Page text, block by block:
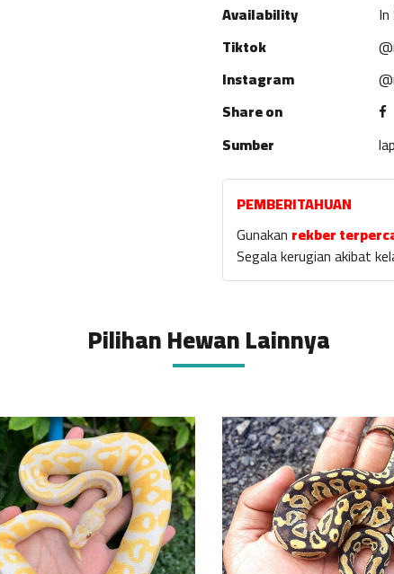
Availability
Tiktok
Instagram
Share on
Sumber
PEMBERITAHUAN
Gunakan rekber
Segala kerugian akibat
Pilihan Hewan Lainnya